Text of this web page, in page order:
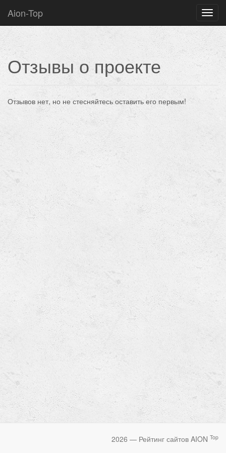
Aion-Top
Отзывы о проекте
Отзывов нет, но не стесняйтесь оставить его первым!
2026 — Рейтинг сайтов AION Top